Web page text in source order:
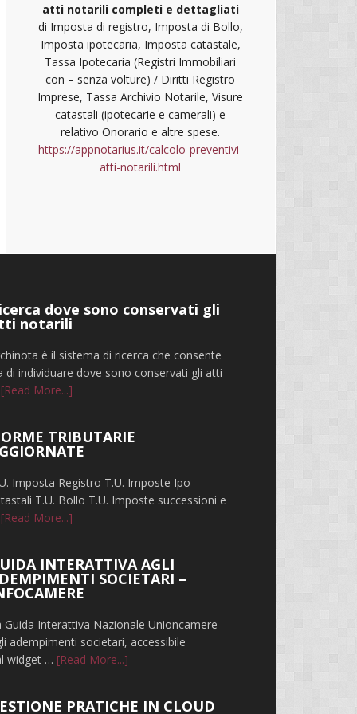
atti notarili completi e dettagliati
di Imposta di registro, Imposta di Bollo,
Imposta ipotecaria, Imposta catastale,
Tassa Ipotecaria (Registri Immobiliari
con – senza volture) / Diritti Registro
Imprese, Tassa Archivio Notarile, Visure
catastali (ipotecarie e camerali) e
relativo Onorario e altre spese.
https://appnotarius.it/calcolo-preventivi-
atti-notarili.html
dove sono conservati gli
notarili
è il sistema di ricerca che consente
di individuare dove sono conservati gli atti
[Read More...]
conservati
gli
atti
notarili
TRIBUTARIE
Imposta Registro T.U. Imposte Ipo-
T.U. Bollo T.U. Imposte successioni e
[Read More...]
INTERATTIVA AGLI
SOCIETARI –
Guida Interattiva Nazionale Unioncamere
adempimenti societari, accessibile
widget … [Read More...]
PRATICHE IN CLOUD